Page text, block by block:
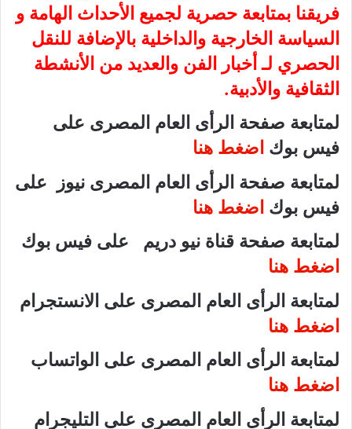
فريقنا بمتابعة حصرية لجميع الأحداث الهامة و
السياسة الخارجية والداخلية بالإضافة للنقل
الحصري لـ أخبار الفن والعديد من الأنشطة
الثقافية والأدبية.
لمتابعة صفحة الرأى العام المصرى على
فيس بوك اضغط هنا
لمتابعة صفحة الرأى العام المصرى نيوز على
فيس بوك اضغط هنا
لمتابعة صفحة قناة نيو دريم على فيس بوك
اضغط هنا
لمتابعة الرأى العام المصرى على الانستجرام
اضغط هنا
لمتابعة الرأى العام المصرى على الواتساب
اضغط هنا
لمتابعة الرأى العام المصرى على التليجرام